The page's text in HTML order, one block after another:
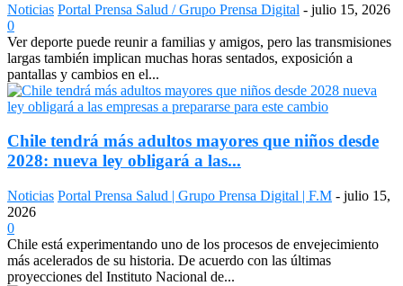
Noticias Portal Prensa Salud / Grupo Prensa Digital - julio 15, 2026
0
Ver deporte puede reunir a familias y amigos, pero las transmisiones
largas también implican muchas horas sentados, exposición a
pantallas y cambios en el...
Chile tendrá más adultos mayores que niños desde
2028: nueva ley obligará a las...
Noticias Portal Prensa Salud | Grupo Prensa Digital | F.M - julio 15,
2026
0
Chile está experimentando uno de los procesos de envejecimiento
más acelerados de su historia. De acuerdo con las últimas
proyecciones del Instituto Nacional de...